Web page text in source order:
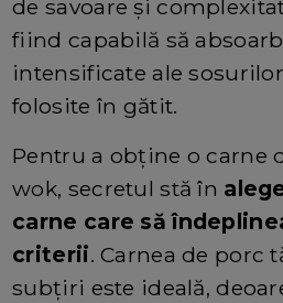
de savoare și
fiind capabilă să
intensificate ale
folosite în gătit.
Pentru a obține o carne
wok, secretul stă în
carne care să
criterii. Carnea de porc
subțiri este ideală,